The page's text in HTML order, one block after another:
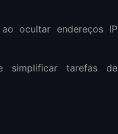
ocultar endereços IP
simplificar tarefas de